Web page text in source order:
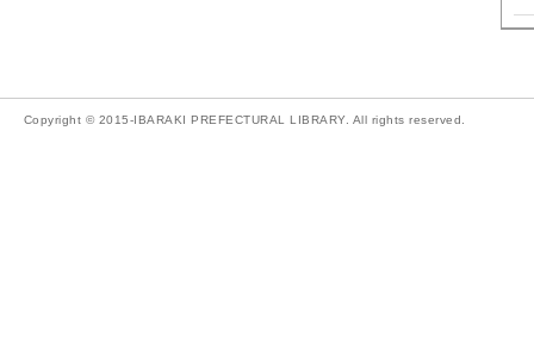
Copyright © 2015-IBARAKI PREFECTURAL LIBRARY. All rights reserved.